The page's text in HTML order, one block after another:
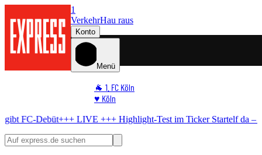
1
VerkehrHau raus
Konto
Menü
🐐 1. FC Köln
♥️ Köln
🏆 Sport
+++ LIVE +++Highlight-Test im TickerStartelf da – WM-Star